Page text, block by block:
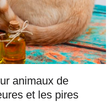
animaux de
et les pires